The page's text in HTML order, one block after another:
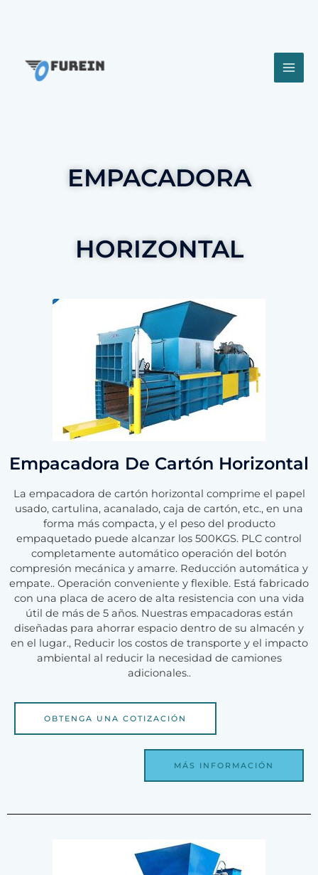
EMPACADORA
HORIZONTAL
Empacadora De Cartón Horizontal
La empacadora de cartón horizontal comprime el papel
usado, cartulina, acanalado, caja de cartón, etc., en una
forma más compacta, y el peso del producto
empaquetado puede alcanzar los 500KGS. PLC control
completamente automático operación del botón
compresión mecánica y amarre. Reducción automática y
empate.. Operación conveniente y flexible. Está fabricado
con una placa de acero de alta resistencia con una vida
útil de más de 5 años. Nuestras empacadoras están
diseñadas para ahorrar espacio dentro de su almacén y
en el lugar., Reducir los costos de transporte y el impacto
ambiental al reducir la necesidad de camiones
adicionales..
OBTENGA UNA COTIZACIÓN
MÁS INFORMACIÓN